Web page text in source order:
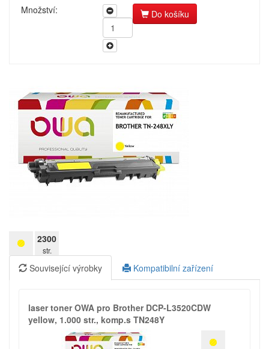
pro kopírovací stroje
Pásky
Samolepící štítky
Čisticí prostředky
Textilní stuhy
Kazety pro reg. pokladny a bar.válečky
Ostatní
Kč
Spočítáme vám, kolik ročně ušetříte!
Množství: Do košíku
2300
str.
Související výrobky Kompatibilní zařízení
laser toner OWA pro Brother DCP-​L3520CDW
yellow,​ 1.​000 str.​,​ komp.​s TN248Y